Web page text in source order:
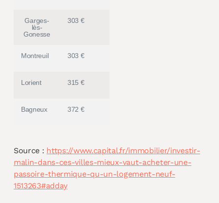
Garges-
lès-
Gonesse
303 €
Montreuil 303 €
Lorient 315 €
Bagneux 372 €
Source : https://www.capital.fr/immobilier/investir-
malin-dans-ces-villes-mieux-vaut-acheter-une-
passoire-thermique-qu-un-logement-neuf-
1513263#adday